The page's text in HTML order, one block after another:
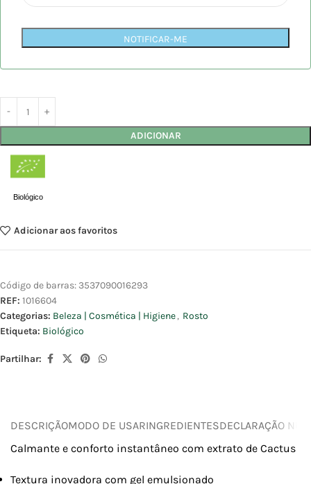
NOTIFICAR-ME
ADICIONAR
Biológico
Adicionar aos favoritos
Código de barras: 3537090016293
REF: 1016604
Categorias: Beleza | Cosmética | Higiene, Rosto
Etiqueta: Biológico
Partilhar:
DESCRIÇÃOMODO DE USARINGREDIENTESDECLARAÇÃO
Calmante e conforto instantâneo com extrato de Cactus
Textura inovadora com gel emulsionado